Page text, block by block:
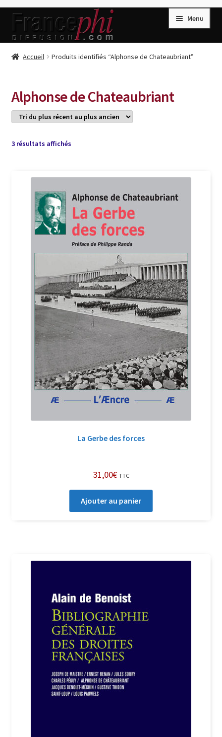
Aller
la
Aller
contenu
Menu
Accueil
Compte
Conditions de Vente
Connection
Listes d’Envies
Livres de Peter Randa
Livres de Philippe Randa
Login Customizer
Newsletter
Nous Contacter
Panier
Politique de confidentialité et cookies
Qui sommes-nous ?
Soutien à Philippe Randa
Suivi de la Commande
Accueil Produits identifiés “Alphonse de Chateaubriant”
Alphonse de Chateaubriant
3 résultats affichésTrié
récent
plus
ancien
La Gerbe des forces
31,00€ TTC
Ajouter au panier